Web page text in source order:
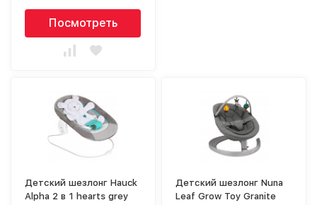
Посмотреть
Детский шезлонг Hauck
Alpha 2 в 1 hearts grey
Детский шезлонг Nuna
Leaf Grow Toy Granite